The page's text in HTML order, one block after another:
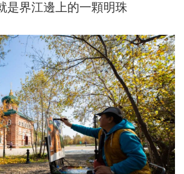
是界江邊上的一顆明珠